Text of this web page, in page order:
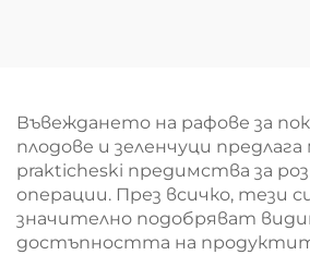
Въвеждането на рафове за
плодове и зеленчуци
prakticheski предимства за
операции. През всичко, тези
значително подобряват
достъпността на